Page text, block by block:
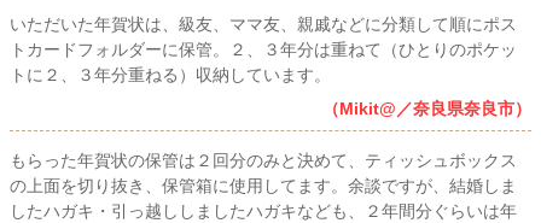
いただいた年賀状は、級友、ママ友、親戚などに分類して順にポス
トカードフォルダーに保管。２、３年分は重ねて（ひとりのポケッ
トに２、３年分重ねる）収納しています。
（Mikit@／奈良県奈良市）
もらった年賀状の保管は２回分のみと決めて、ティッシュボックス
の上面を切り抜き、保管箱に使用してます。余談ですが、結婚しま
したハガキ・引っ越ししましたハガキなども、２年間分ぐらいは年